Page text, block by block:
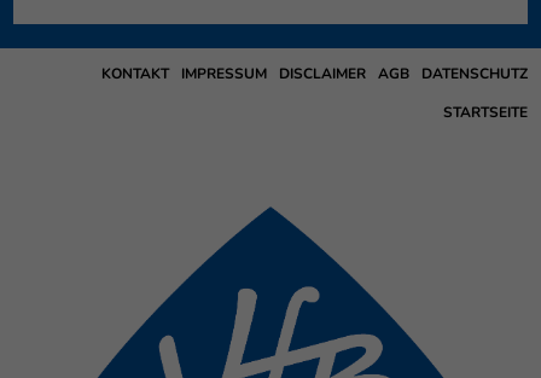
DATENSCHUTZ
AGB
DISCLAIMER
IMPRESSUM
KONTAKT
STARTSEITE